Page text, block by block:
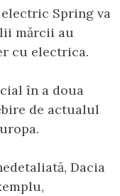
Spring va
mărcii au
cu electrica.
în a doua
de actualul
Dacia